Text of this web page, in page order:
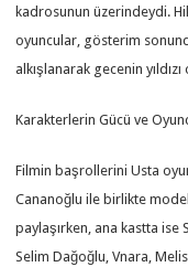
kadrosunun üzerindeydi.
oyuncular, gösterim
alkışlanarak gecenin
Karakterlerin Gücü ve
Filmin başrollerini Usta
Cananoğlu ile birlikte
paylaşırken, ana kastta
Selim Dağoğlu, Vnara,